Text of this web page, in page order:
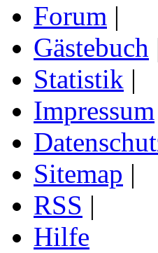
Forum |
Gästebuch
Statistik |
Impressum
Sitemap |
RSS |
Hilfe